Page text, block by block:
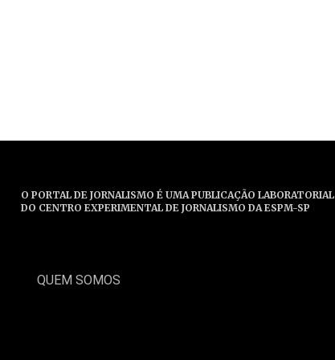
O PORTAL DE JORNALISMO É UMA PUBLICAÇÃO LABORATORIAL
DO CENTRO EXPERIMENTAL DE JORNALISMO DA ESPM-SP
QUEM SOMOS